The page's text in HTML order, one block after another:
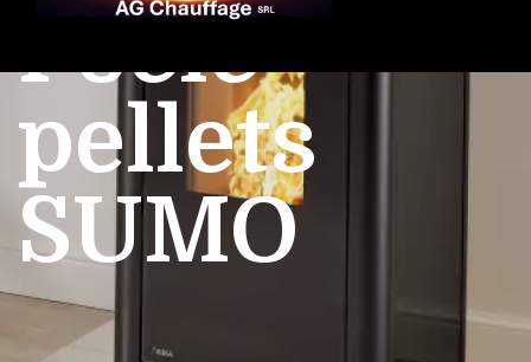
Poêle
pellets
SUMO